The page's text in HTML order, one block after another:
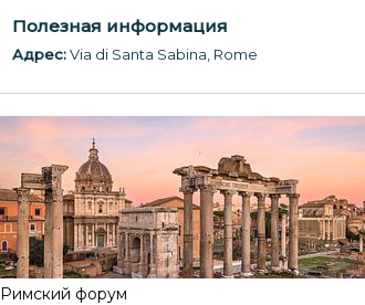
Полезная информация
Адрес:Via di Santa Sabina, Rome
Римский форум